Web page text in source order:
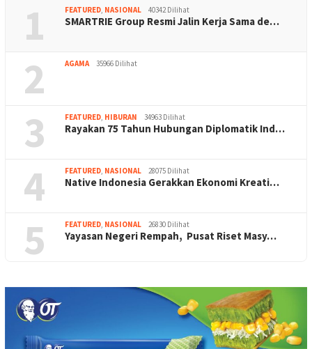
1 FEATURED, NASIONAL 40342 Dilihat
SMARTRIE Group Resmi Jalin Kerja Sama de…
2 AGAMA 35966 Dilihat
3 FEATURED, HIBURAN 34963 Dilihat
Rayakan 75 Tahun Hubungan Diplomatik Ind…
4 FEATURED, NASIONAL 28075 Dilihat
Native Indonesia Gerakkan Ekonomi Kreati…
5 FEATURED, NASIONAL 26830 Dilihat
Yayasan Negeri Rempah, Pusat Riset Masy…